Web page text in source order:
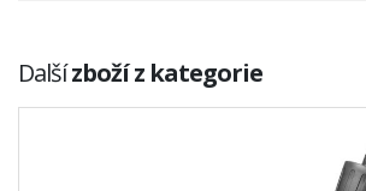
Dalšízboží z kategorie